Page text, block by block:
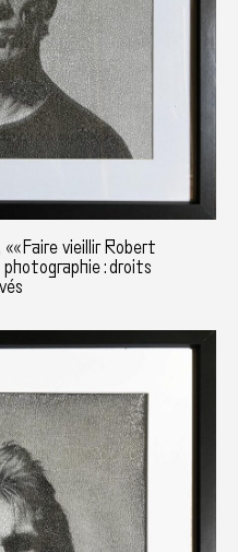
Faire vieillir Robert
: droits